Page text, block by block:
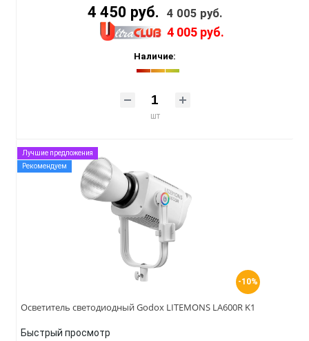
4 450 руб. 4 005 руб.
4 005 руб.
Наличие:
шт
-10%
Лучшие предложения
Рекомендуем
Осветитель светодиодный Godox LITEMONS LA600R K1
Быстрый просмотр